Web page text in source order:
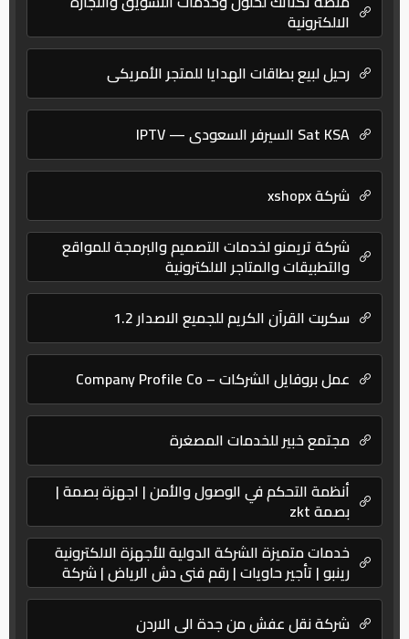
الالكترونية
رحيل لبيع بطاقات الهدايا للمتجر الأمريكي
Sat KSA السيرفر السعودي — IPTV
شركة xshopx
شركة تريمنو لخدمات التصميم والبرمجة للمواقع
والتطبيقات والمتاجر الالكترونية
سكربت القرآن الكريم للجميع الاصدار 1.2
عمل بروفايل الشركات – Company Profile Co
مجتمع خبير للخدمات المصغرة
أنظمة التحكم في الوصول والأمن | اجهزة بصمة |
بصمة zkt
خدمات متميزة الشركة الدولية للأجهزة الالكترونية
رينبو | تأجير حاويات | رقم فنى دش الرياض | شركة
نظافة | نقل عفش – بروتكتور
شركة نقل عفش من جدة الى الاردن